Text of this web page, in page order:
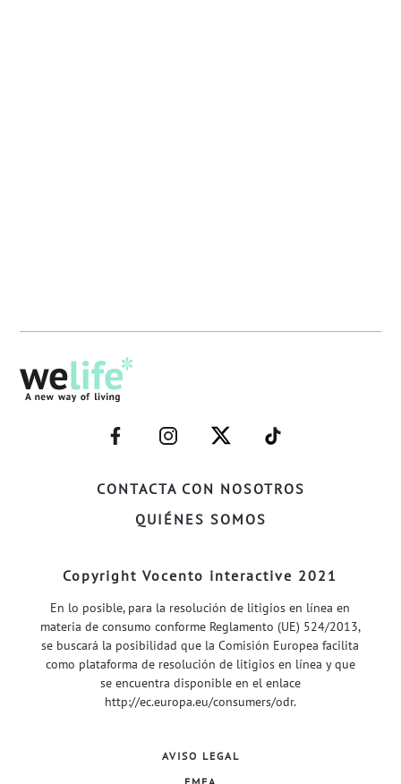
CONTACTA CON NOSOTROS
QUIÉNES SOMOS
–
FACEBOOK–
–
INSTAGRAM–
–
TWITTER–
–
WELIFE–
Copyright Vocento interactive 2021
En lo posible, para la resolución de litigios en línea en
materia de consumo conforme Reglamento (UE) 524/2013,
se buscará la posibilidad que la Comisión Europea facilita
como plataforma de resolución de litigios en línea y que
se encuentra disponible en el enlace
http://ec.europa.eu/consumers/odr.
AVISO LEGAL
EMFA